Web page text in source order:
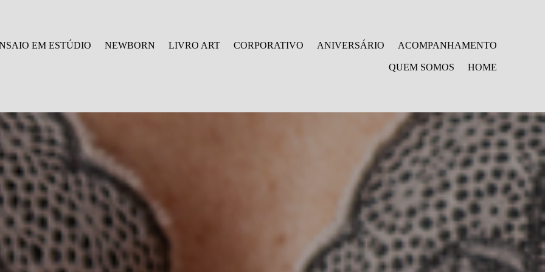
EM ESTÚDIO NEWBORN LIVRO ART CORPORATIVO ANIVERSÁRIO ACOMPANHAMENTO
QUEM SOMOS HOME